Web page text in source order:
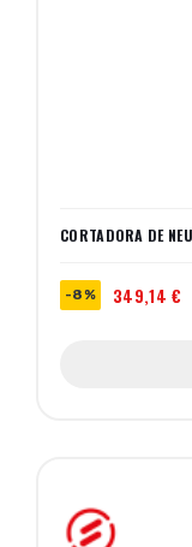
-8% 349,14 €